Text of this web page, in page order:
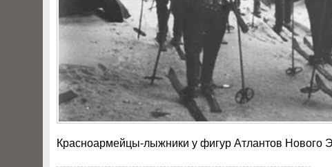
Красноармейцы-лыжники у фигур Атлантов Нового